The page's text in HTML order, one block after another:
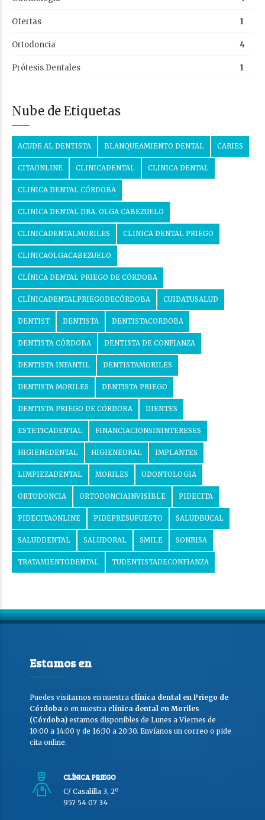
Ofertas 1
Ortodoncia 4
Prótesis Dentales 1
Nube de Etiquetas
ACUDE AL DENTISTA BLANQUEAMIENTO DENTAL CARIES
CITAONLINE CLINICADENTAL CLINICA DENTAL
CLINICA DENTAL CÓRDOBA
CLINICA DENTAL DRA. OLGA CABEZUELO
CLINICADENTALMORILES CLINICA DENTAL PRIEGO
CLINICAOLGACABEZUELO
CLÍNICA DENTAL PRIEGO DE CÓRDOBA
CLÍNICADENTALPRIEGODECÓRDOBA CUIDATUSALUD
DENTIST DENTISTA DENTISTACORDOBA
DENTISTA CÓRDOBA DENTISTA DE CONFIANZA
DENTISTA INFANTIL DENTISTAMORILES
DENTISTA MORILES DENTISTA PRIEGO
DENTISTA PRIEGO DE CÓRDOBA DIENTES
ESTETICADENTAL FINANCIACIONSININTERESES
HIGIENEDENTAL HIGIENEORAL IMPLANTES
LIMPIEZADENTAL MORILES ODONTOLOGIA
ORTODONCIA ORTODONCIAINVISIBLE PIDECITA
PIDECITAONLINE PIDEPRESUPUESTO SALUDBUCAL
SALUDDENTAL SALUDORAL SMILE SONRISA
TRATAMIENTODENTAL TUDENTISTADECONFIANZA
Estamos en
Puedes visitarnos en nuestra clínica dental en Priego de
Córdoba o en nuestra clínica dental en Moriles
(Córdoba) estamos disponibles de Lunes a Viernes de
10:00 a 14:00 y de 16:30 a 20:30. Envíanos un correo o pide
cita online.
CLÍNICA PRIEGO
C/ Casalilla 3, 2º
957 54 07 34